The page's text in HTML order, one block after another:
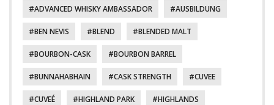
ADVANCED WHISKY AMBASSADOR AUSBILDUNG
BEN NEVIS BLEND BLENDED MALT
BOURBON-CASK BOURBON BARREL
BUNNAHABHAIN CASK STRENGTH CUVEE
CUVEÉ HIGHLAND PARK HIGHLANDS